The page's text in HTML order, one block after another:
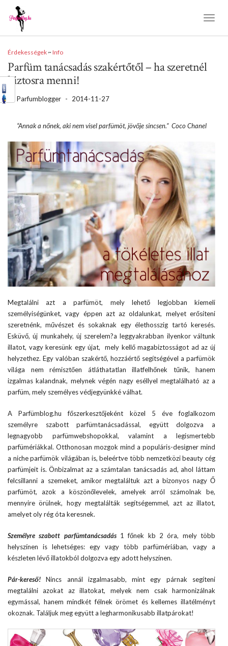
Érdekességek~Info
Parfüm tanácsadás szakértőtől – ha szeretnél
biztosra menni!
Parfumblogger - 2014-11-27
“Annak a nőnek, aki nem visel parfümöt, jövője sincsen.” Coco Chanel
Megtalálni azt a parfümöt, mely lehető legjobban kiemeli
személyiségünket, vagy éppen azt az oldalunkat, melyet erősíteni
szeretnénk, művészet és sokaknak egy élethosszig tartó keresés.
Esküvő, új munkahely, új szerelem?a leggyakrabban ilyenkor váltunk
illatot, vagy keresünk egy újat, mely kellő magabiztosságot ad az új
helyzethez. Egy valóban szakértő, hozzáértő segítségével a parfümök
világa nem rémisztően átláthatatlan illatfelhőnek tűnik, hanem
izgalmas kalandnak, melynek végén nagy eséllyel megtalálható az a
parfüm, mely személyes védjegyünkké válhat.
A Parfümblog.hu főszerkesztőjeként közel 5 éve foglalkozom
személyre szabott parfümtanácsadással, együtt dolgozva a
legnagyobb parfümwebshopokkal, valamint a legismertebb
parfümériákkal. Otthonosan mozgok mind a populáris-designer mind
a niche parfümök világában is, beleértve több nemzetközi beauty cég
parfümjeit is. Önbizalmat az a számtalan tanácsadás ad, ahol láttam
felcsillanni a szemeket, amikor megtaláltuk azt a bizonyos nagy Ő
parfümöt, azok a köszönőlevelek, amelyek arról számolnak be,
mennyire örülnek, hogy megtalálták segítségemmel, azt az illatot,
amelyet oly rég óta keresnek.
Személyre szabott parfümtanácsadás1 főnek kb 2 óra, mely több
helyszínen is lehetséges: egy vagy több parfümériában, vagy a
készleten lévő illatokból dolgozva egy adott helyszínen.
Pár-kereső! Nincs annál izgalmasabb, mint egy párnak segíteni
megtalálni azokat az illatokat, melyek nem csak harmonizálnak
egymással, hanem mindkét félnek örömet és kellemes illatélményt
okoznak. Találjuk meg együtt a legharmonikusabb illatpárokat!